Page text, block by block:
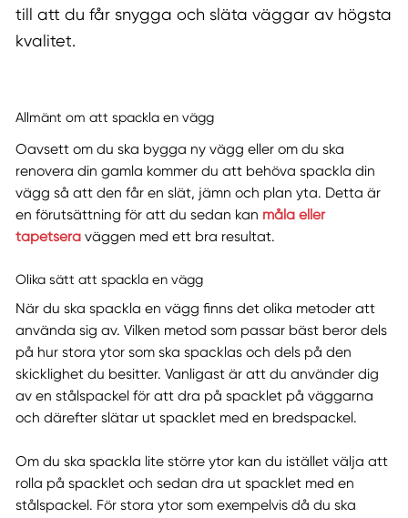
till att du får snygga och släta väggar av högsta
kvalitet.
Allmänt om att spackla en vägg
Oavsett om du ska bygga ny vägg eller om du ska
renovera din gamla kommer du att behöva spackla din
vägg så att den får en slät, jämn och plan yta. Detta är
en förutsättning för att du sedan kan måla eller
tapetseraväggen med ett bra resultat.
Olika sätt att spackla en vägg
När du ska spackla en vägg finns det olika metoder att
använda sig av. Vilken metod som passar bäst beror dels
på hur stora ytor som ska spacklas och dels på den
skicklighet du besitter. Vanligast är att du använder dig
av en stålspackel för att dra på spacklet på väggarna
och därefter slätar ut spacklet med en bredspackel.
Om du ska spackla lite större ytor kan du istället välja att
rolla på spacklet och sedan dra ut spacklet med en
stålspackel. För stora ytor som exempelvis då du ska